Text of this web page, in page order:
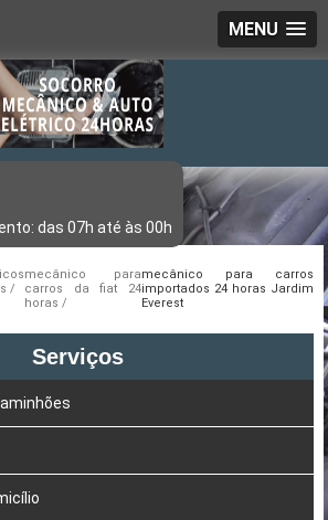
MENU
mecânico para
carros da fiat 24
horas
mecânico para carros
importados 24 horas Jardim
Everest
Serviços